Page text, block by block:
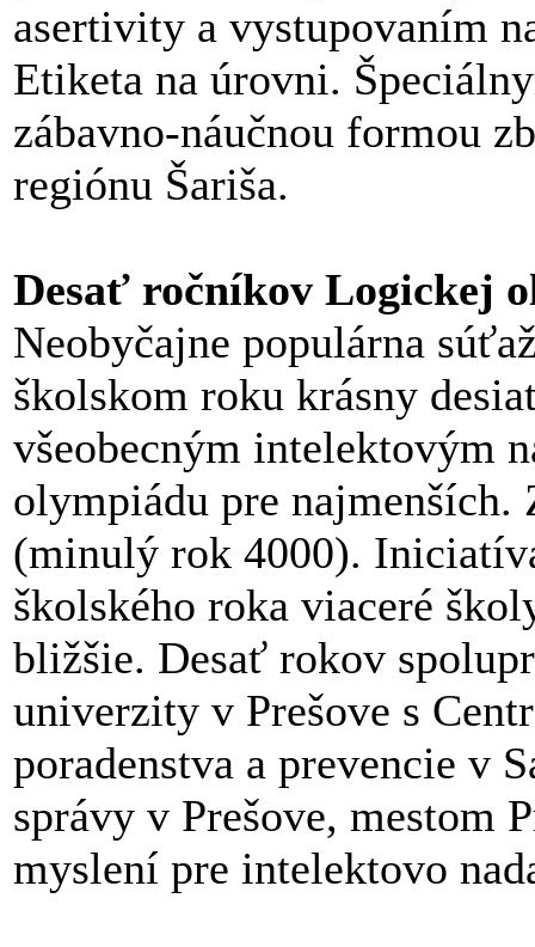
asertivity a vystupovaním
Etiketa na úrovni.
zábavno-náučnou formou
regiónu Šariša.
Desať ročníkov Logickej
Neobyčajne populárna
školskom roku krásny
všeobecným intelektovým
olympiádu pre najmenších.
(minulý rok 4000).
školského roka viaceré
bližšie. Desať rokov
univerzity v Prešove s
poradenstva a prevencie v
správy v Prešove, mestom
myslení pre intelektovo